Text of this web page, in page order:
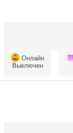
Онлайн
Выключен